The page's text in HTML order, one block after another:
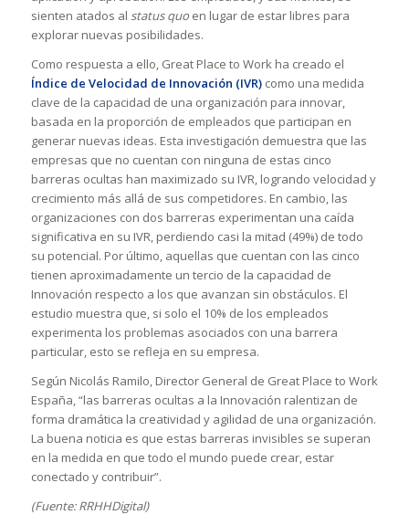
sienten atados al status quoen lugar de estar libres para
explorar nuevas posibilidades.
Como respuesta a ello, Great Place to Work ha creado el
Índice de Velocidad de Innovación (IVR)como una medida
clave de la capacidad de una organización para innovar,
basada en la proporción de empleados que participan en
generar nuevas ideas. Esta investigación demuestra que las
empresas que no cuentan con ninguna de estas cinco
barreras ocultas han maximizado su IVR, logrando velocidad y
crecimiento más allá de sus competidores. En cambio, las
organizaciones con dos barreras experimentan una caída
significativa en su IVR, perdiendo casi la mitad (49%) de todo
su potencial. Por último, aquellas que cuentan con las cinco
tienen aproximadamente un tercio de la capacidad de
Innovación respecto a los que avanzan sin obstáculos. El
estudio muestra que, si solo el 10% de los empleados
experimenta los problemas asociados con una barrera
particular, esto se refleja en su empresa.
Según Nicolás Ramilo, Director General de Great Place to Work
España, “las barreras ocultas a la Innovación ralentizan de
forma dramática la creatividad y agilidad de una organización.
La buena noticia es que estas barreras invisibles se superan
en la medida en que todo el mundo puede crear, estar
conectado y contribuir”.
(Fuente: RRHHDigital)